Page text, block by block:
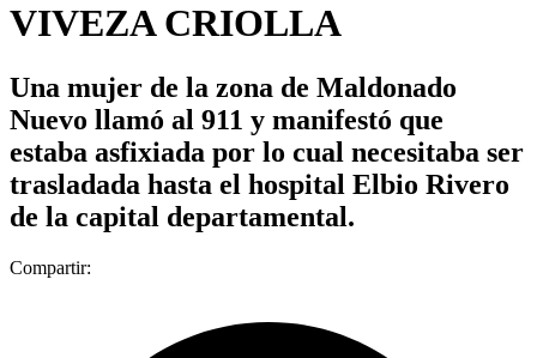
VIVEZA CRIOLLA
Una mujer de la zona de Maldonado
Nuevo llamó al 911 y manifestó que
estaba asfixiada por lo cual necesitaba ser
trasladada hasta el hospital Elbio Rivero
de la capital departamental.
Compartir: